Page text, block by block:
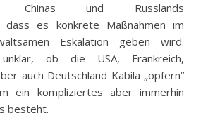
Chinas und Russlands
dass es konkrete Maßnahmen im
Eskalation geben wird.
ob die USA, Frankreich,
auch Deutschland Kabila „opfern“
ein kompliziertes aber immerhin
besteht.